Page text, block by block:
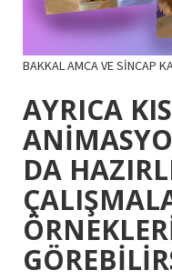
BAKKAL AMCA VE SİNCAP
AYRICA
DA